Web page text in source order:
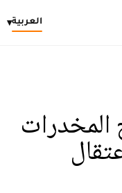
العربية▾
المخدرات